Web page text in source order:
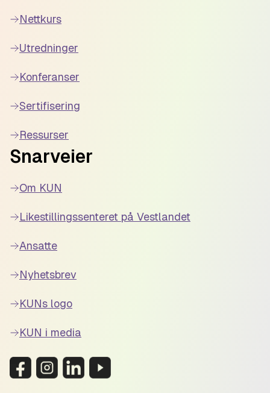
Nettkurs
Utredninger
Konferanser
Sertifisering
Ressurser
Snarveier
Om KUN
Likestillingssenteret på Vestlandet
Ansatte
Nyhetsbrev
KUNs logo
KUN i media